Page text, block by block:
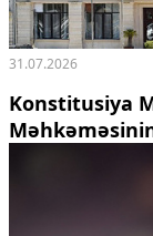
31.07.2026
Konstitusiya